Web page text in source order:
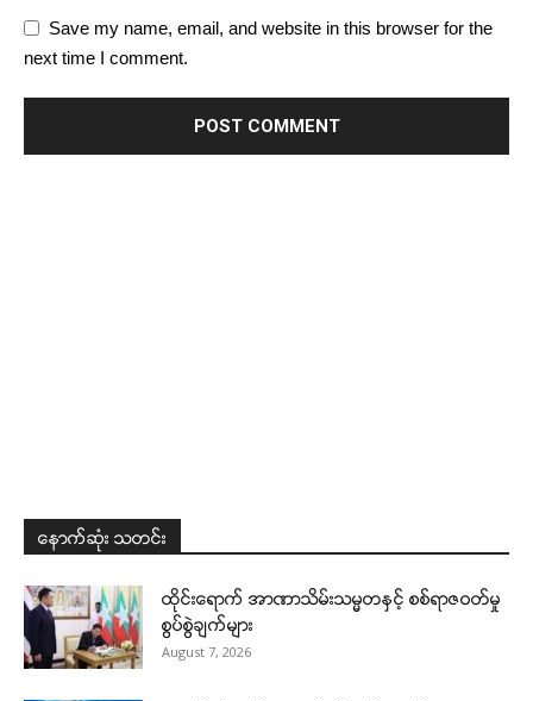
Save my name, email, and website in this browser for the
next time I comment.
နောက်ဆုံး သတင်း
ထိုင်းရောက် အာဏာသိမ်းသမ္မတနှင့် စစ်ရာဇဝတ်မှု
စွပ်စွဲချက်များ
August 7, 2026